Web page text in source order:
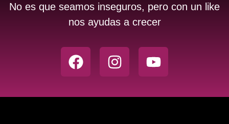
No es que seamos inseguros, pero con un like
nos ayudas a crecer